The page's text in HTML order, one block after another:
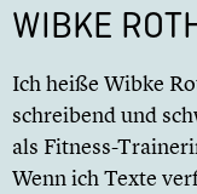
WIBKE
Ich heiße Wibke
schreibend und
als Fitness-
Wenn ich Texte